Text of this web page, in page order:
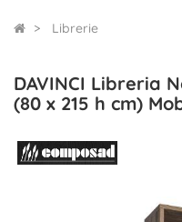
Librerie
DAVINCI Libreria
(80 x 215 h cm)